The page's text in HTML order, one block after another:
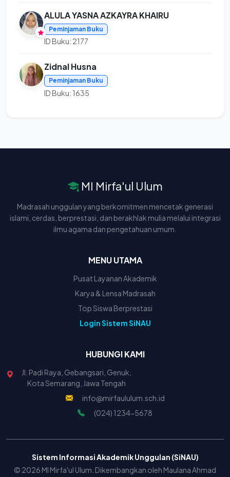
ALULA YASNA AZKAYRA KHAIRU
Peminjaman Buku
ID Buku: 2177
Zidnal Husna
Peminjaman Buku
ID Buku: 1635
MI Mirfa'ul Ulum
Madrasah unggulan yang berkomitmen mencetak generasi
islami, cerdas, berprestasi, dan berakhlak mulia melalui integrasi
ilmu agama dan pengetahuan umum.
MENU UTAMA
Pusat Layanan Akademik
Karya & Lensa Madrasah
Top Siswa Berprestasi
Login Sistem SiNAU
HUBUNGI KAMI
Jl. Padi Raya, Gebangsari, Genuk,
Kota Semarang, Jawa Tengah
info@mirfaululum.sch.id
(024) 1234-5678
Sistem Informasi Akademik Unggulan (SiNAU)
© 2026 MI Mirfa'ul Ulum. Dikembangkan oleh Maulana Ahmad